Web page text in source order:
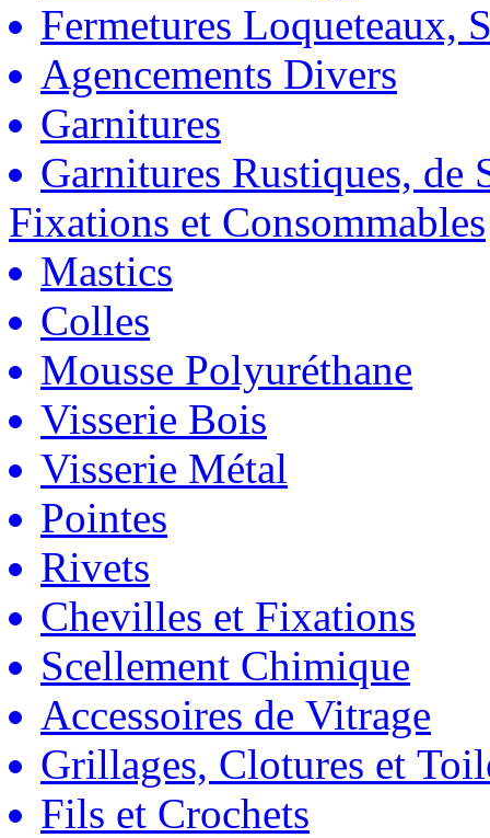
Fermetures Loqueteaux,
Agencements Divers
Garnitures
Garnitures Rustiques, de
Fixations et Consommables
Mastics
Colles
Mousse Polyuréthane
Visserie Bois
Visserie Métal
Pointes
Rivets
Chevilles et Fixations
Scellement Chimique
Accessoires de Vitrage
Grillages, Clotures et
Fils et Crochets